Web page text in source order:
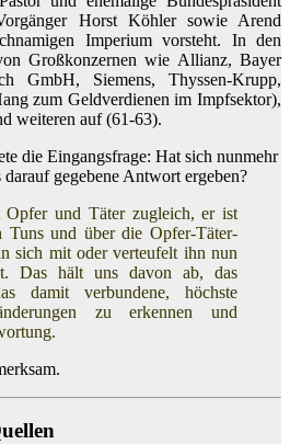
Horst Köhler sowie Arend
Imperium vorsteht. In den
Großkonzernen wie Allianz, Bayer
GmbH, Siemens, Thyssen-Krupp,
zum Geldverdienen im Impfsektor),
weiteren auf (61-63).
die Eingangsfrage: Hat sich nunmehr
gegebene Antwort ergeben?
Opfer und Täter zugleich, er ist
Tuns und über die Opfer-Täter-
sich mit oder verteufelt ihn nun
Das hält uns davon ab, das
damit verbundene, höchste
zu erkennen und